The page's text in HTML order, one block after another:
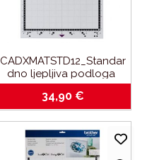
CADXMATSTD12_Standar
dno ljepljiva podloga
305x305mm_za brother
SDX
34,90 €